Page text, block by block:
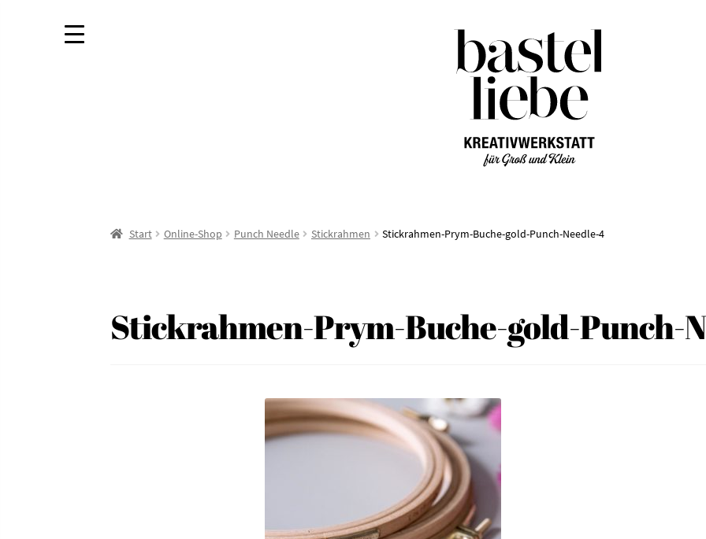
Navigation
springen
Zum
Inhalt
springen
Start Online-Shop Punch Needle Stickrahmen Stickrahmen-Prym-Buche-gold-Punch-Needle-4
Stickrahmen-Prym-Buche-gold-Punch-